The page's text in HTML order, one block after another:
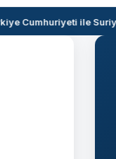
Cumhuriyeti ile Suriye